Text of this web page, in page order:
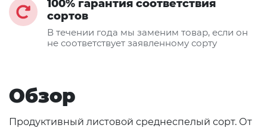
100% гарантия соответствия
сортов
В течении года мы заменим товар, если он
не соответствует заявленному сорту
Обзор
Продуктивный листовой среднеспелый сорт. От